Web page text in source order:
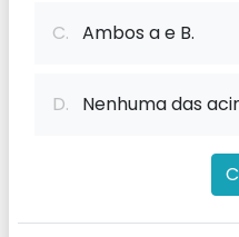
C. Ambos a e B.
D. Nenhuma das